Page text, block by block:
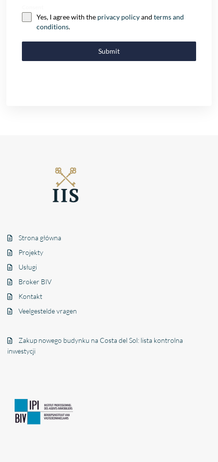
Yes, I agree with the privacy policyandterms and
conditions.
Submit
Strona główna
Projekty
Usługi
Broker BIV
Kontakt
Veelgestelde vragen
Zakup nowego budynku na Costa del Sol: lista kontrolna
inwestycji